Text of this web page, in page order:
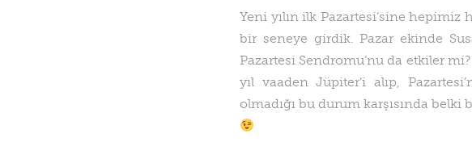
Yeni yılın ilk Pazartesi’sine hepimiz
bir seneye girdik. Pazar ekinde
Pazartesi Sendromu’nu da etkiler
yıl vaaden Jüpiter’i alıp,
olmadığı bu durum karşısında